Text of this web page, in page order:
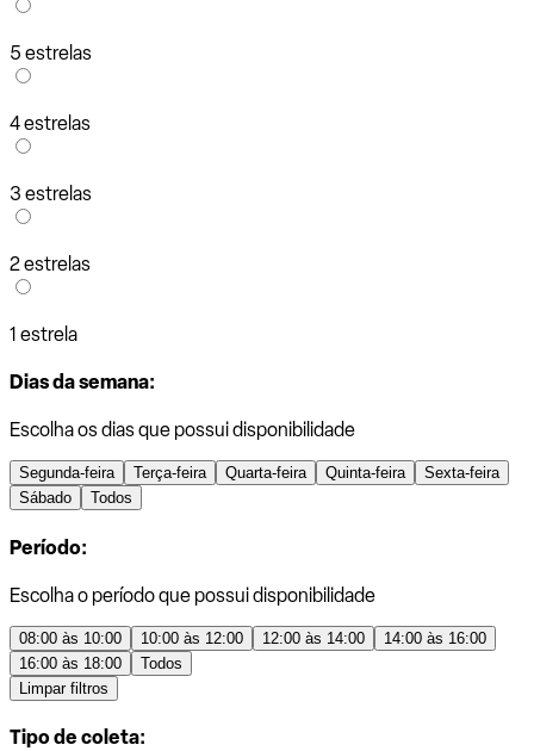
5 estrelas
4 estrelas
3 estrelas
2 estrelas
1 estrela
Dias da semana:
Escolha os dias que possui disponibilidade
Segunda-feira Terça-feira Quarta-feira Quinta-feira
Sexta-feira
Sábado
Todos
Período:
Escolha o período que possui disponibilidade
08:00 às 10:00 10:00 às 12:00 12:00 às 14:00
14:00 às 16:00
16:00 às 18:00
Todos
Limpar filtros
Tipo de coleta: